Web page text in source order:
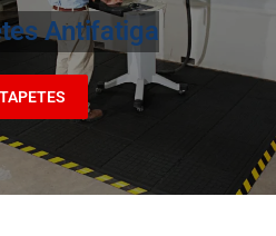
Antifatiga